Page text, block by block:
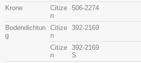
Krone
Citize
n
506-2274
Bodendichtun
g
Citize
n
392-2169
Citize
n
392-2169
S